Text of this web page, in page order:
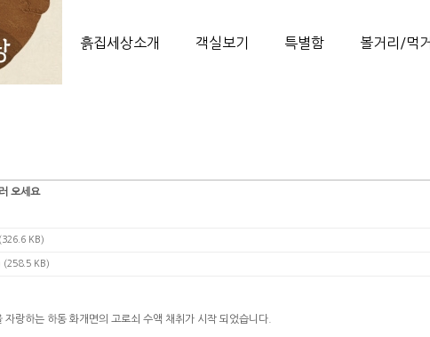
흙집세상소개 객실보기 특별함 볼거리/먹
오세요
KB)
(258.5 KB)
자랑하는 하동 화개면의 고로쇠 수액 채취가 시작 되었습니다.